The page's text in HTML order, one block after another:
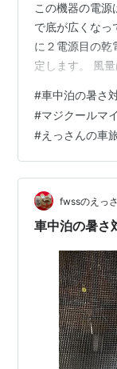
この機器の電源
で底が広くなっ
に２電源目の乾
定します。 風
#車中泊の暑さ
#マジクールマ
#えっさんの車
fwssのえっ
車中泊の暑さ